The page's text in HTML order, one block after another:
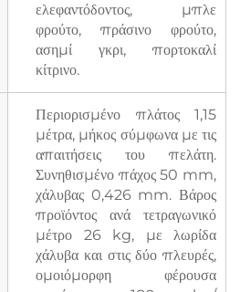
ελεφαντόδοντος, μπλε
φρούτο, πράσινο φρούτο,
ασημί γκρι, πορτοκαλί
κίτρινο.
Περιορισμένο πλάτος 1,15
μέτρα, μήκος σύμφωνα με τις
απαιτήσεις του πελάτη.
Συνηθισμένο πάχος 50 mm,
χάλυβας 0,426 mm. Βάρος
προϊόντος ανά τετραγωνικό
μέτρο 26 kg, με λωρίδα
χάλυβα και στις δύο πλευρές,
ομοιόμορφη φέρουσα